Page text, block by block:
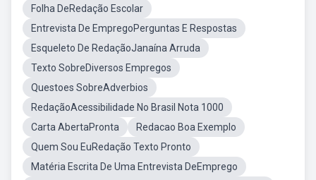
Folha DeRedação Escolar
Entrevista De EmpregoPerguntas E Respostas
Esqueleto De RedaçãoJanaína Arruda
Texto SobreDiversos Empregos
Questoes SobreAdverbios
RedaçãoAcessibilidade No Brasil Nota 1000
Carta AbertaPronta
Redacao Boa Exemplo
Quem Sou EuRedação Texto Pronto
Matéria Escrita De Uma Entrevista DeEmprego